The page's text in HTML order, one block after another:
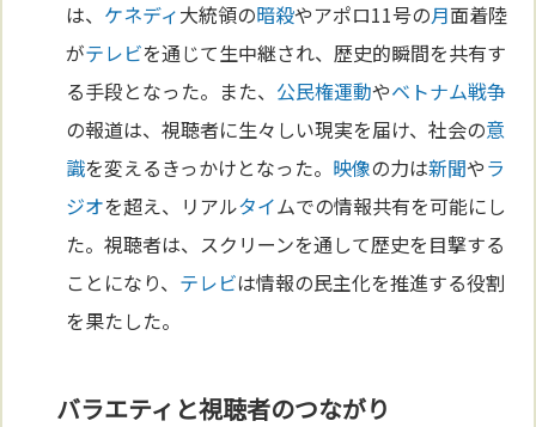
は、 ケネディ大統領の暗殺やアポロ11号の月面着陸
がテレビを通じて生中継され、歴史的瞬間を共有す
る手段となった。また、 公民権運動やベトナム戦争
の報道は、視聴者に生々しい現実を届け、社会の意
識を変えるきっかけとなった。 映像の力は新聞やラ
ジオを超え、リアルタイムでの情報共有を可能にし
た。視聴者は、スクリーンを通して歴史を目撃する
ことになり、 テレビは情報の民主化を推進する役割
を果たした。
バラエティと視聴者のつながり